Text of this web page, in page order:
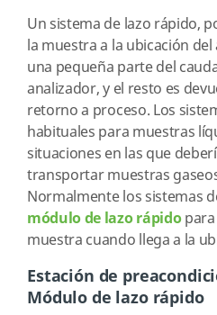
Un sistema de lazo rápido,
la muestra a la ubicación
una pequeña parte del
analizador, y el resto es
retorno a proceso. Los
habituales para muestras
situaciones en las que
transportar muestras
Normalmente los sistemas
módulo de lazo rápidopara
muestra cuando llega a la
Estación de
Módulo de lazo rápido